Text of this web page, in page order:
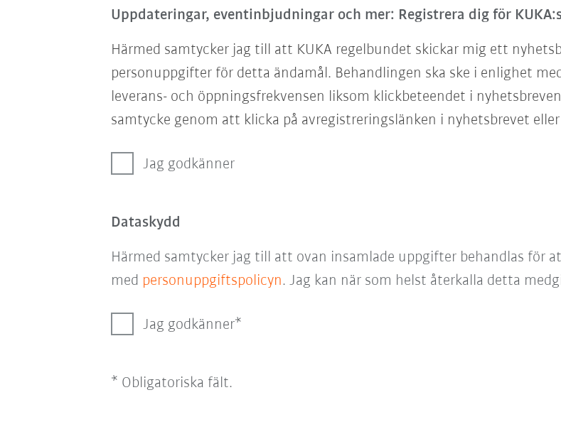
Uppdateringar, eventinbjudningar och mer: Registrera dig för
Härmed samtycker jag till att KUKA regelbundet skickar mig ett
personuppgifter för detta ändamål. Behandlingen ska ske i enlighet
leverans- och öppningsfrekvensen liksom klickbeteendet i
samtycke genom att klicka på avregistreringslänken i nyhetsbrevet
Jag godkänner
Dataskydd
Härmed samtycker jag till att ovan insamlade uppgifter behandlas för
med personuppgiftspolicyn. Jag kan när som helst återkalla detta
Jag godkänner
* Obligatoriska fält.